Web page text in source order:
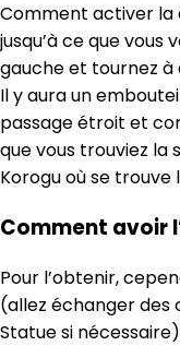
Comment activer la
jusqu’à ce que
gauche et tournez à
Il y aura un
passage étroit et
que vous trouviez
Korogu où se trouve
Comment avoir
Pour l’obtenir,
(allez échanger des
Statue si